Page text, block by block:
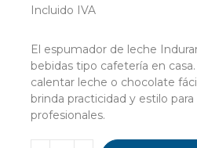
Incluido IVA
El espumador de leche
bebidas tipo cafetería en
calentar leche o chocolate
brinda practicidad y estilo
profesionales.